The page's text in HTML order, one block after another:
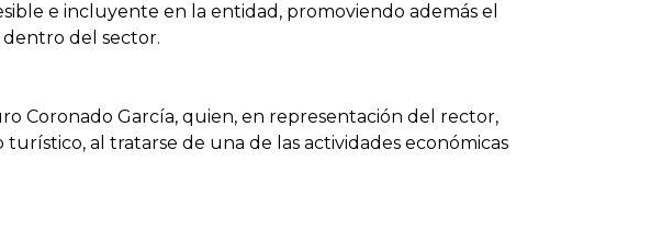
e incluyente en la entidad, promoviendo además el
dentro del sector.
Coronado García, quien, en representación del rector,
al tratarse de una de las actividades económicas